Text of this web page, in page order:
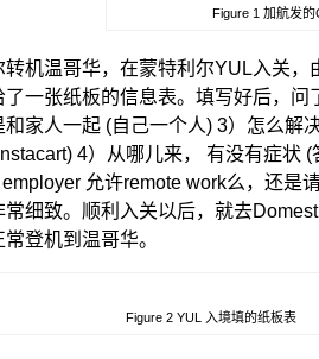
Figure 1 加航发的
转机温哥华，在蒙特利尔YUL入关
一张纸板的信息表。填写好后，
家人一起 (自己一个人) 3）怎么解
4）从哪儿来， 有没有症状
允许remote work么，还是
常细致。顺利入关以后，就去
登机到温哥华。
Figure 2 YUL 入境填的纸板表